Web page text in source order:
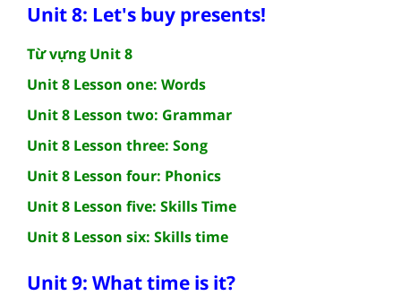
Unit 8: Let's buy presents!
Từ vựng Unit 8
Unit 8 Lesson one: Words
Unit 8 Lesson two: Grammar
Unit 8 Lesson three: Song
Unit 8 Lesson four: Phonics
Unit 8 Lesson five: Skills Time
Unit 8 Lesson six: Skills time
Unit 9: What time is it?